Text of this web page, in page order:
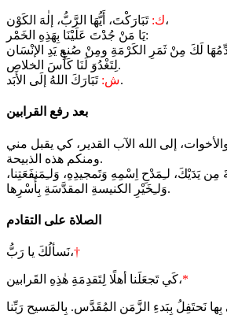
ك:تَبَارَكْتَ، أَيُّهَا الرَّبُّ، إلٰهَ الكَوْن،
يَا مَنْ جُدْتَ عَلَيْنَا بِهَذِهِ الخَمْر:
لِتَغْدُوَ لَنَا كَأْسَ الخلاص.
ش:تَبَارَكَ اللهُ إلَى الأَبَد.
بعد رفع القرابين
إلى الله الآب القدير، كي يقبل مني
ومنكم هذه الذبيحة.
مِن يَدَيْكَ، لـِمَدْحِ اِسْمِهِ وَتَمجيدِهِ، وَلـِمَنفَعَتِنا،
وَلـِخَيْرِ الكنيسةِ المقدَّسَةِ بِأَسْرِها.
الصلاة على التقادم
نَسألُكَ يا رَبُّ،†
كَي تَجعَلَنا أهلًا لِتَقدِمَةِ هٰذِهِ القَرابين،*